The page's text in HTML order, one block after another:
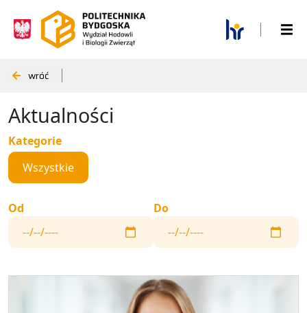
wróć
Aktualności
Kategorie
Wszystkie
Od Do